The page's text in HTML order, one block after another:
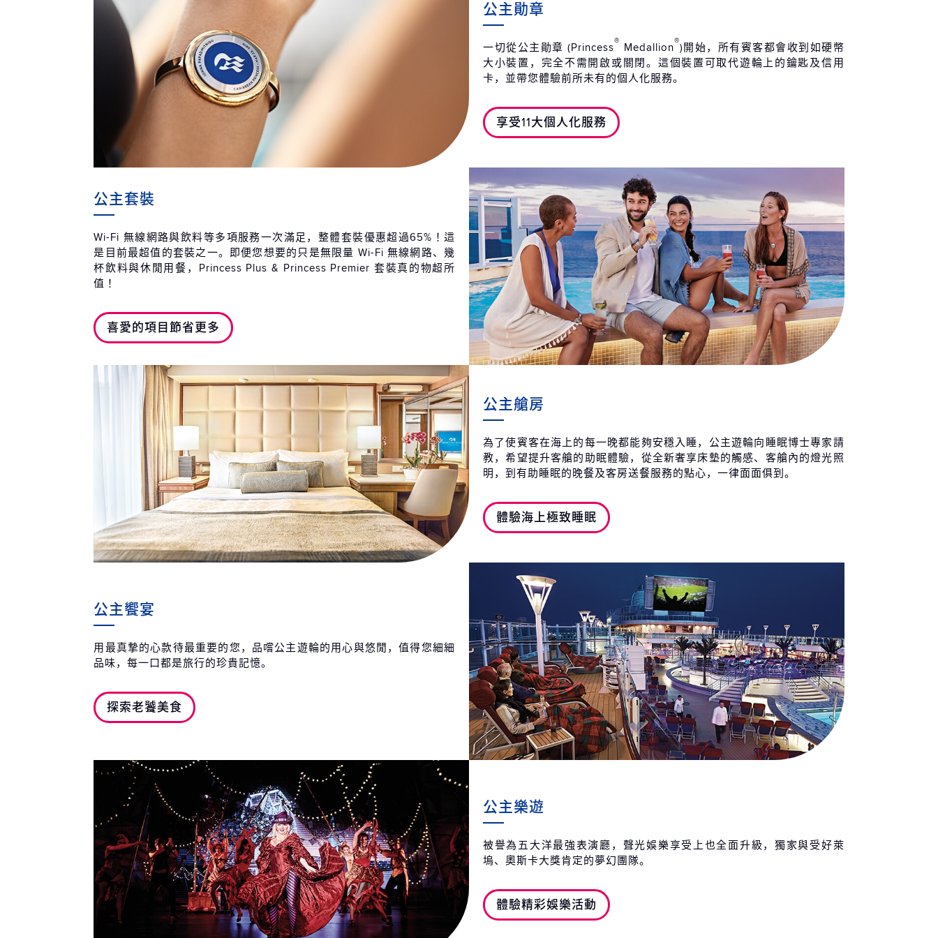
公主勛章
一切從公主勛章 (Princess® Medallion®)開始，所有賓客都會收到如硬幣
大小裝置，完全不需開啟或關閉。這個裝置可取代遊輪上的鑰匙及信用
卡，並帶您體驗前所未有的個人化服務。
享受11大個人化服務
公主套裝
Wi-Fi 無線網路與飲料等多項服務一次滿足，整體套裝優惠超過65%！這
是目前最超值的套裝之一。即便您想要的只是無限量 Wi-Fi 無線網路、幾
杯飲料與休閒用餐，Princess Plus & Princess Premier 套裝真的物超所
值！
喜愛的項目節省更多
公主艙房
為了使賓客在海上的每一晚都能夠安穩入睡，公主遊輪向睡眠博士專家請
教，希望提升客艙的助眠體驗，從全新奢享床墊的觸感、客艙內的燈光照
明，到有助睡眠的晚餐及客房送餐服務的點心，一律面面俱到。
體驗海上極致睡眠
公主饗宴
用最真摯的心款待最重要的您，品嚐公主遊輪的用心與悠閒，值得您細細
品味，每一口都是旅行的珍貴記憶。
探索老饕美食
公主樂遊
被譽為五大洋最強表演廳，聲光娛樂享受上也全面升級，獨家與受好萊
塢、奧斯卡大獎肯定的夢幻團隊。
體驗精彩娛樂活動